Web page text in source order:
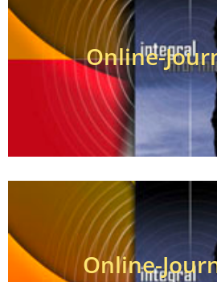
Online-
Online-